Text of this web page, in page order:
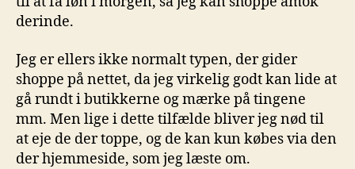
derinde.
Jeg er ellers ikke normalt typen, der gider
shoppe på nettet, da jeg virkelig godt kan lide at
gå rundt i butikkerne og mærke på tingene
mm. Men lige i dette tilfælde bliver jeg nød til
at eje de der toppe, og de kan kun købes via den
der hjemmeside, som jeg læste om.